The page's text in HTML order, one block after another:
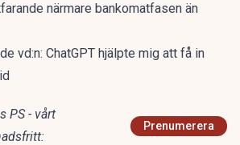
närmare bankomatfasen än
vd:n: ChatGPT hjälpte mig att få in
PS - vårt
Prenumerera